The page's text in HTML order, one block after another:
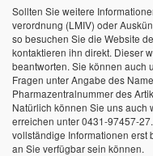
Sollten Sie weitere
verordnung (LMIV) oder
so besuchen Sie die Website
kontaktieren ihn direkt. Dieser
beantworten. Sie können auch
Fragen unter Angabe des
Pharmazentralnummer des
Natürlich können Sie uns auch
erreichen unter 0431-97457-
vollständige Informationen erst
an Sie verfügbar sein können.